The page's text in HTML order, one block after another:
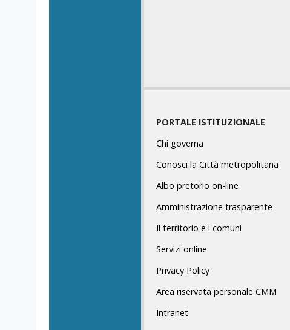
PORTALE ISTITUZIONALE
Chi governa
Conosci la Città metropolitana
Albo pretorio on-line
Amministrazione trasparente
Il territorio e i comuni
Servizi online
Privacy Policy
Area riservata personale CMM
Intranet